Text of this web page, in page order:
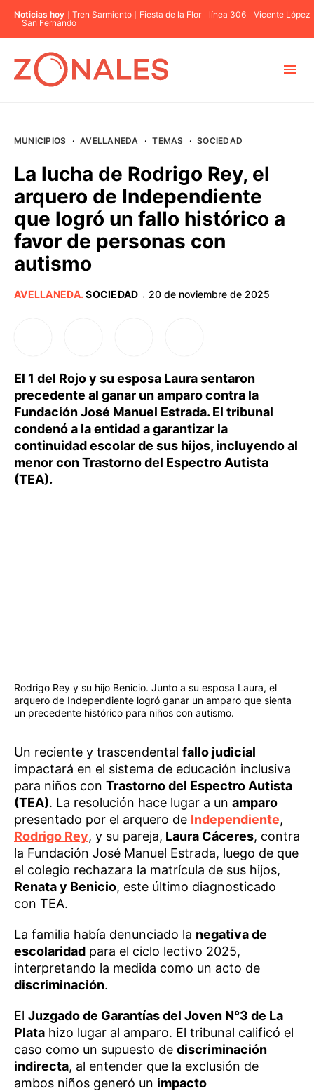
Noticias hoy Tren Sarmiento Fiesta de la Flor línea 306
Vicente López
San Fernando
BUENOS AIRES
PROVINCIAS
MUNICIPIOS · AVELLANEDA · TEMAS · SOCIEDAD
La lucha de Rodrigo Rey, el
arquero de Independiente
que logró un fallo histórico a
favor de personas con
autismo
AVELLANEDA.SOCIEDAD · 20 de noviembre de 2025
El 1 del Rojo y su esposa Laura sentaron
precedente al ganar un amparo contra la
Fundación José Manuel Estrada. El tribunal
condenó a la entidad a garantizar la
continuidad escolar de sus hijos, incluyendo al
menor con Trastorno del Espectro Autista
(TEA).
Rodrigo Rey y su hijo Benicio. Junto a su esposa Laura, el
arquero de Independiente logró ganar un amparo que sienta
un precedente histórico para niños con autismo.
Un reciente y trascendental fallo judicial
impactará en el sistema de educación inclusiva
para niños con Trastorno del Espectro Autista
(TEA). La resolución hace lugar a un amparo
presentado por el arquero de Independiente,
Rodrigo Rey, y su pareja, Laura Cáceres, contra
la Fundación José Manuel Estrada, luego de que
el colegio rechazara la matrícula de sus hijos,
Renata y Benicio, este último diagnosticado
con TEA.
La familia había denunciado la negativa de
escolaridad para el ciclo lectivo 2025,
interpretando la medida como un acto de
discriminación.
El Juzgado de Garantías del Joven N°3 de La
Plata hizo lugar al amparo. El tribunal calificó el
caso como un supuesto de discriminación
indirecta, al entender que la exclusión de
ambos niños generó un impacto